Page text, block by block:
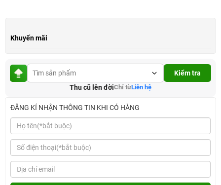
Khuyến mãi
Kiểm tra
Thu cũ lên đờiChỉ từLiên hệ
ĐĂNG KÍ NHẬN THÔNG TIN KHI CÓ HÀNG